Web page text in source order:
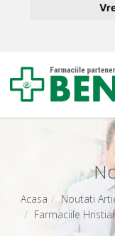
Acasa
Noutati
Farmaciile